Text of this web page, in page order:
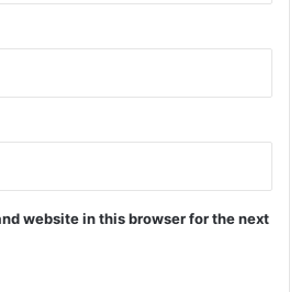
website in this browser for the next